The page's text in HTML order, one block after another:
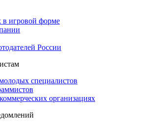
игровой форме
России
специалистов
организациях